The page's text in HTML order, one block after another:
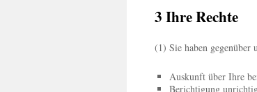
3 Ihre Rechte
(1) Sie haben gegenüber
Auskunft über Ihre
Berichtigung